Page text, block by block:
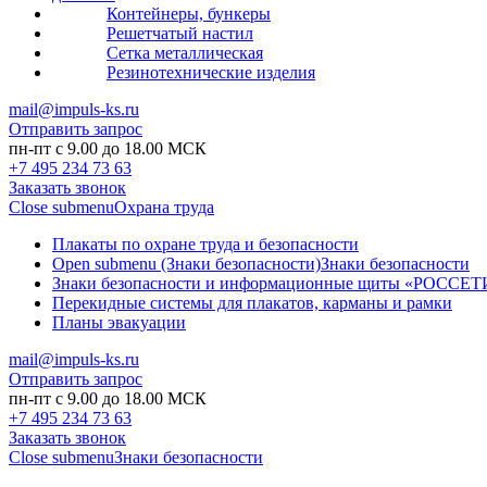
Контейнеры, бункеры
Решетчатый настил
Сетка металлическая
Резинотехнические изделия
mail@impuls-ks.ru
Отправить запрос
пн-пт с 9.00 до 18.00 МСК
+7 495 234 73 63
Заказать звонок
Close submenuОхрана труда
Плакаты по охране труда и безопасности
Open submenu (Знаки безопасности)Знаки безопасности
Знаки безопасности и информационные щиты
Перекидные системы для плакатов, карманы и рамки
Планы эвакуации
mail@impuls-ks.ru
Отправить запрос
пн-пт с 9.00 до 18.00 МСК
+7 495 234 73 63
Заказать звонок
Close submenuЗнаки безопасности